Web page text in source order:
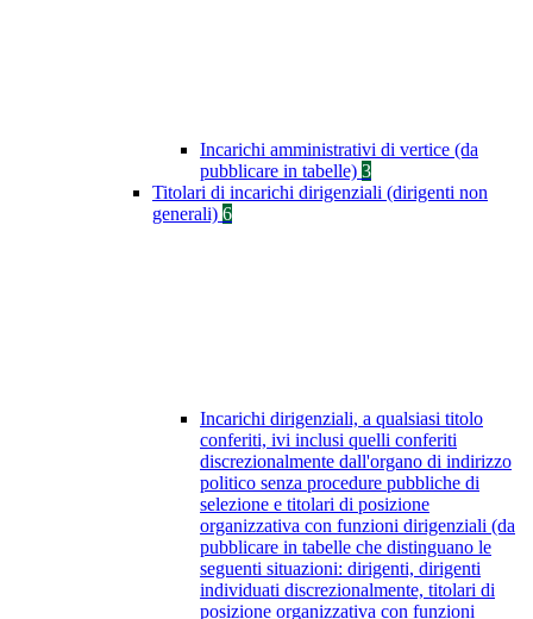
Incarichi amministrativi di vertice (da
pubblicare in tabelle) 3
Titolari di incarichi dirigenziali (dirigenti non
generali) 6
Incarichi dirigenziali, a qualsiasi titolo
conferiti, ivi inclusi quelli conferiti
discrezionalmente dall'organo di indirizzo
politico senza procedure pubbliche di
selezione e titolari di posizione
organizzativa con funzioni dirigenziali (da
pubblicare in tabelle che distinguano le
seguenti situazioni: dirigenti, dirigenti
individuati discrezionalmente, titolari di
posizione organizzativa con funzioni